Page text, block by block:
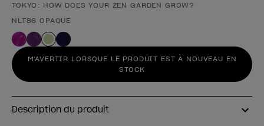
Forme du produit
TOKYO: HOW DOES YOUR ZEN GARDEN GROW?
NLT86 OPAQUE
M'AVERTIR LORSQUE LE PRODUIT EST À NOUVEAU EN
STOCK
Description du produit